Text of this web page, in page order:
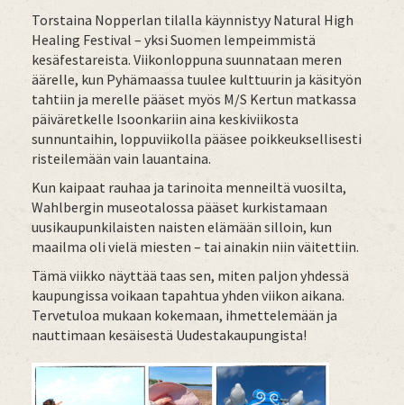
Torstaina Nopperlan tilalla käynnistyy Natural High
Healing Festival – yksi Suomen lempeimmistä
kesäfestareista. Viikonloppuna suunnataan meren
äärelle, kun Pyhämaassa tuulee kulttuurin ja käsityön
tahtiin ja merelle pääset myös M/S Kertun matkassa
päiväretkelle Isoonkariin aina keskiviikosta
sunnuntaihin, loppuviikolla pääsee poikkeuksellisesti
risteilemään vain lauantaina.
Kun kaipaat rauhaa ja tarinoita menneiltä vuosilta,
Wahlbergin museotalossa pääset kurkistamaan
uusikaupunkilaisten naisten elämään silloin, kun
maailma oli vielä miesten – tai ainakin niin väitettiin.
Tämä viikko näyttää taas sen, miten paljon yhdessä
kaupungissa voikaan tapahtua yhden viikon aikana.
Tervetuloa mukaan kokemaan, ihmettelemään ja
nauttimaan kesäisestä Uudestakaupungista!